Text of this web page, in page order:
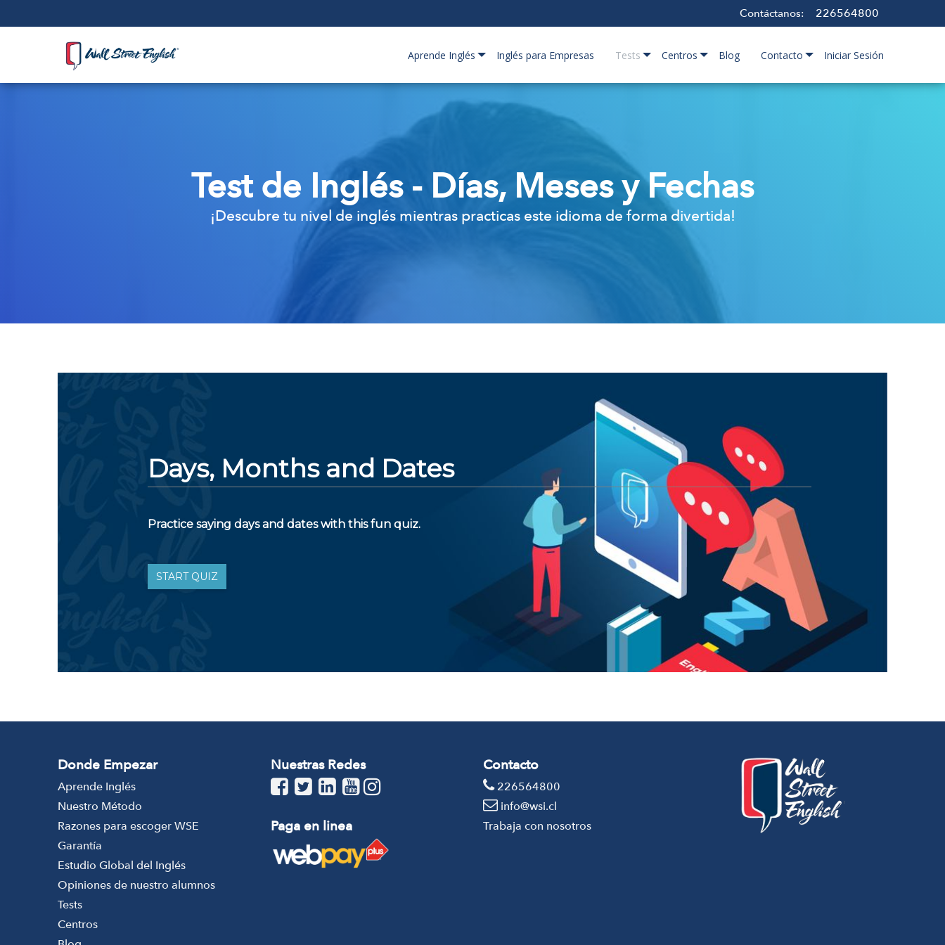
Contáctanos: 226564800
Aprende Inglés Inglés para Empresas Tests Centros Blog Contacto Iniciar Sesión
Test de Inglés - Días, Meses y Fechas
¡Descubre tu nivel de inglés mientras practicas este idioma de forma divertida!
Donde Empezar
Aprende Inglés
Nuestro Método
Razones para escoger WSE
Garantía
Estudio Global del Inglés
Opiniones de nuestro alumnos
Tests
Centros
Nuestras Redes
Paga en linea
Contacto
226564800
info@wsi.cl
Trabaja con nosotros